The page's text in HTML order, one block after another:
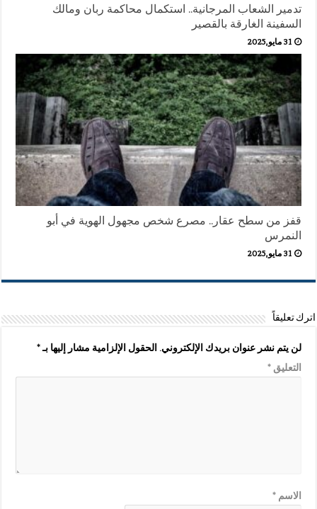
تدمير الشعاب المرجانية.. استكمال محاكمة ربان ومالك
السفينة الغارقة بالقصير
31 مايو,2025
قفز من سطح عقار.. مصرع شخص مجهول الهوية في أبو
النمرس
31 مايو,2025
اترك تعليقاً
لن يتم نشر عنوان بريدك الإلكتروني. الحقول الإلزامية مشار إليها بـ*
التعليق*
الاسم*